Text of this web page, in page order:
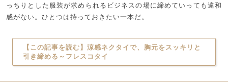
っちりとした服装が求められるビジネスの場に締めていっても違和
感がない。ひとつは持っておきたい一本だ。
【この記事を読む】涼感ネクタイで、胸元をスッキリと
引き締める～フレスコタイ